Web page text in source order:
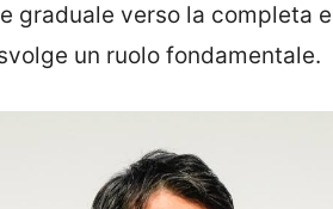
graduale verso la completa
un ruolo fondamentale.